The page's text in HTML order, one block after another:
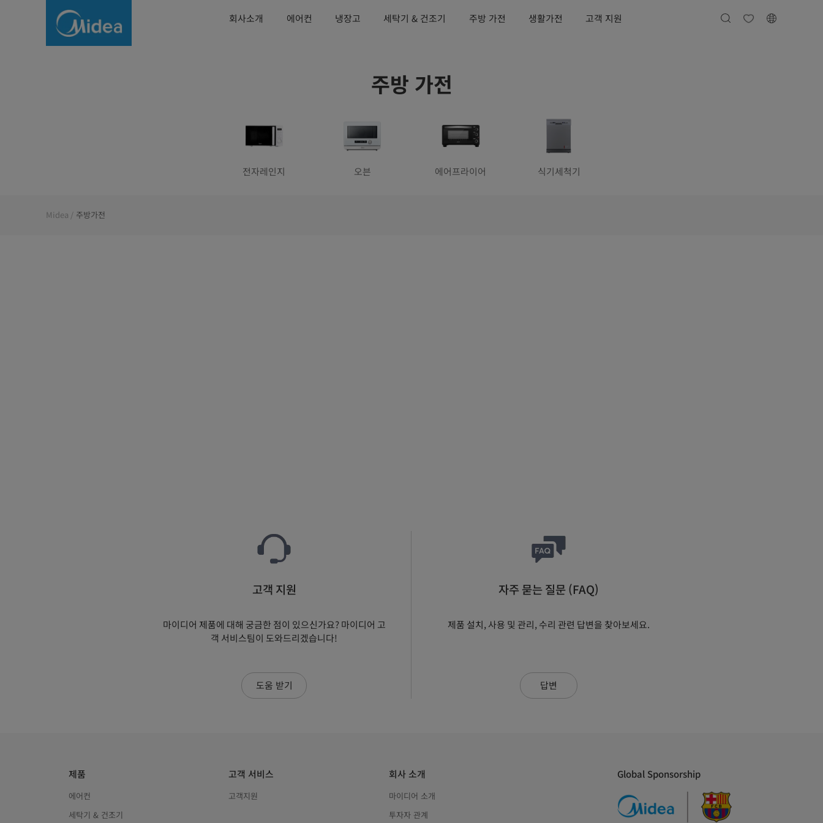
회사소개 에어컨 냉장고 세탁기 & 건조기 주방 가전 생활가전 고객 지원
주방 가전
전자레인지 오븐 에어프라이어 식기세척기
Midea 주방가전
고객 지원
마이디어 제품에 대해 궁금한 점이 있으신가요? 마이디어 고
객 서비스팀이 도와드리겠습니다!
도움 받기
자주 묻는 질문 (FAQ)
제품 설치, 사용 및 관리, 수리 관련 답변을 찾아보세요.
답변
제품
에어컨
세탁기 & 건조기
고객 서비스
고객지원
회사 소개
마이디어 소개
투자자 관계
Global Sponsorship